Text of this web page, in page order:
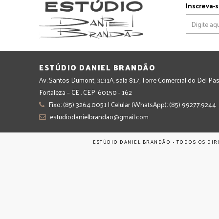
Inscreva-
ESTÚDIO DANIEL BRANDÃO
Av. Santos Dumont, 3131A, sala 817, Torre Comercial do Del
Fortaleza – CE . CEP: 60150 - 162
Fixo: (85) 3264.0051 | Celular (WhatsApp): (85) 99277.9244
estudiodanielbrandao@gmail.com
ESTÚDIO DANIEL BRANDÃO • TODOS OS